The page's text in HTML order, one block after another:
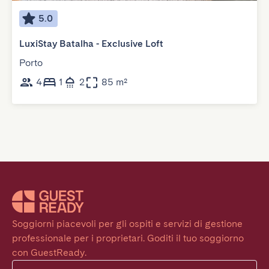
5.0
LuxiStay Batalha - Exclusive Loft
Porto
4
1 2 85 m²
Soggiorni piacevoli per gli ospiti e servizi di gestione
professionale per i proprietari. Goditi il tuo soggiorno
con GuestReady.